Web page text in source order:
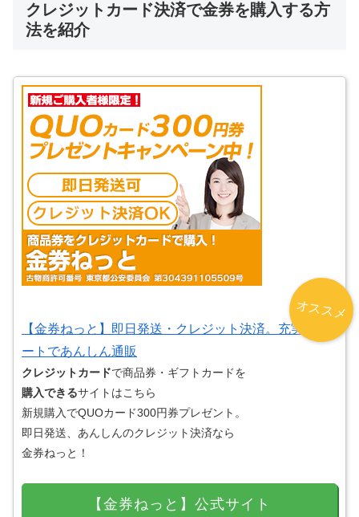
クレジットカード決済で金券を購入する方
法を紹介
【金券ねっと】即日発送・クレジット決済。充実サポ
ートであんしん通販
クレジットカードで商品券・ギフトカードを
購入できるサイトはこちら
新規購入でQUOカード300円券プレゼント。
即日発送、あんしんのクレジット決済なら
金券ねっと！
【金券ねっと】公式サイト
オススメ